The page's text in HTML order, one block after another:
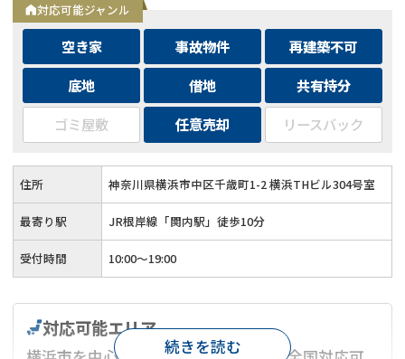
対応可能ジャンル
空き家 事故物件
再建築不可
底地
借地
共有持分
ゴミ屋敷
任意売却 リースバック
住所 神奈川県横浜市中区千歳町1-2 横浜THビル304号室
最寄り駅 JR根岸線「関内駅」徒歩10分
受付時間 10:00～19:00
対応可能エリア
続きを読む